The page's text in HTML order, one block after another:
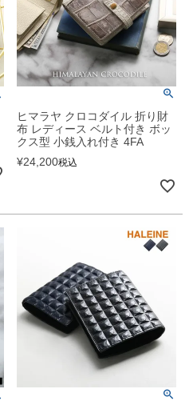
ヒマラヤ クロコダイル 折り財
布 レディース ベルト付き ボッ
クス型 小銭入れ付き 4FA
¥24,200税込